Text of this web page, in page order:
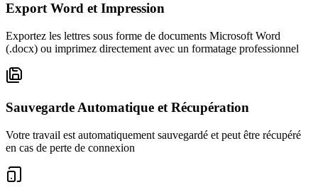
Export Word et Impression
Exportez les lettres sous forme de documents Microsoft Word
(.docx) ou imprimez directement avec un formatage professionnel
Sauvegarde Automatique et Récupération
Votre travail est automatiquement sauvegardé et peut être récupéré
en cas de perte de connexion